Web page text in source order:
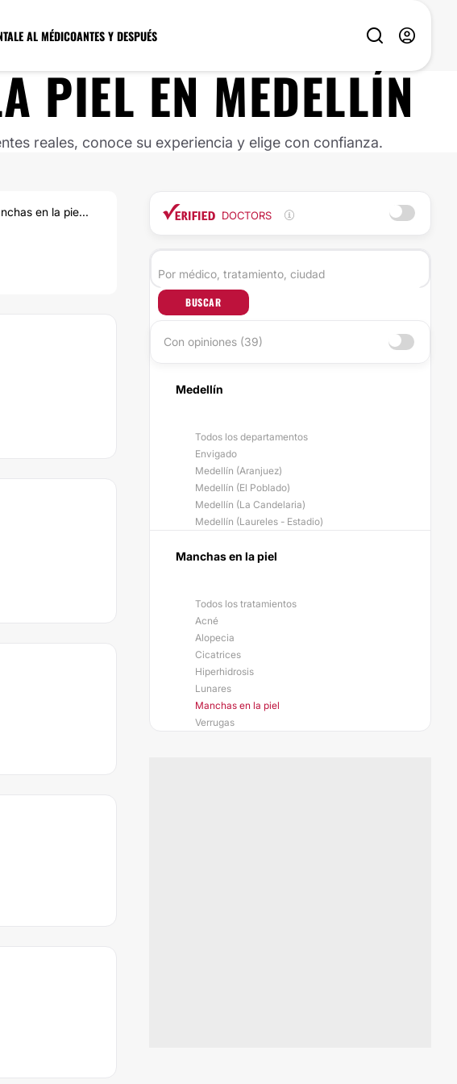
AL MÉDICOANTES Y DESPUÉS
PIELENMEDELLÍN
reales, conoce su experiencia y elige con confianza.
en la pie... DOCTORS
BUSCAR
Con opiniones (39)
Medellín
Todos los departamentos
Envigado
Medellín (Aranjuez)
Medellín (El Poblado)
Medellín (La Candelaria)
Medellín (Laureles - Estadio)
Manchas en la piel
Todos los tratamientos
Acné
Alopecia
Cicatrices
Hiperhidrosis
Lunares
Manchas en la piel
Verrugas